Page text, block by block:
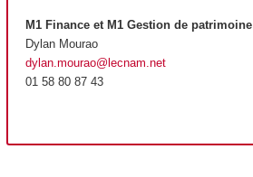
M1 Finance et M1 Gestion de patrimoine
Dylan Mourao
dylan.mourao@lecnam.net
01 58 80 87 43